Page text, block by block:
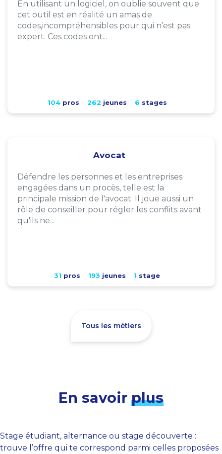
En utilisant un logiciel, on oublie souvent que
cet outil est en réalité un amas de
codes,incompréhensibles pour qui n’est pas
expert. Ces codes ont...
104pros 262 jeunes 6 stages
Avocat
Défendre les personnes et les entreprises
engagées dans un procès, telle est la
principale mission de l'avocat. Il joue aussi un
rôle de conseiller pour régler les conflits avant
qu'ils ne...
31 pros 193 jeunes 1 stage
Tous les métiers
En savoir plus
Stage étudiant, alternance ou stage découverte :
trouve l’offre qui te correspond parmi celles proposées